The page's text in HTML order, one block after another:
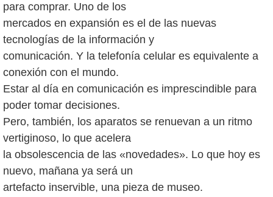
para comprar. Uno de los
mercados en expansión es el de las nuevas
tecnologías de la información y
comunicación. Y la telefonía celular es equivalente a
conexión con el mundo.
Estar al día en comunicación es imprescindible para
poder tomar decisiones.
Pero, también, los aparatos se renuevan a un ritmo
vertiginoso, lo que acelera
la obsolescencia de las «novedades». Lo que hoy es
nuevo, mañana ya será un
artefacto inservible, una pieza de museo.